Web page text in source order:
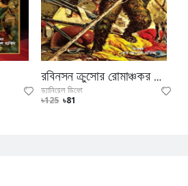
রবিনসন ক্রুসোর রোমাঞ্চকর অভিযান
ড্যানিয়েল ডিফো
৳125 ৳81